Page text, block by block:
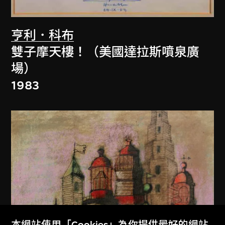
亨利．科布
雙子摩天樓！（美國達拉斯噴泉廣
場）
1983